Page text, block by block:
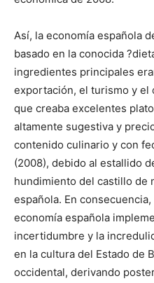
Así, la economía española
basado en la conocida
ingredientes principales
exportación, el turismo y el
que creaba excelentes
altamente sugestiva y
contenido culinario y con
(2008), debido al estallido
hundimiento del castillo de
española. En
economía española
incertidumbre y la
en la cultura del Estado de
occidental, derivando